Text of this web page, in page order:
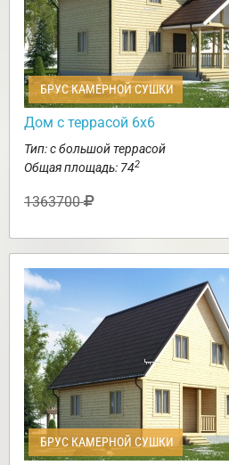
БРУС КАМЕРНОЙ СУШКИ
Дом с террасой 6х6
Тип: с большой террасой
Общая площадь: 742
1363700
БРУС КАМЕРНОЙ СУШКИ